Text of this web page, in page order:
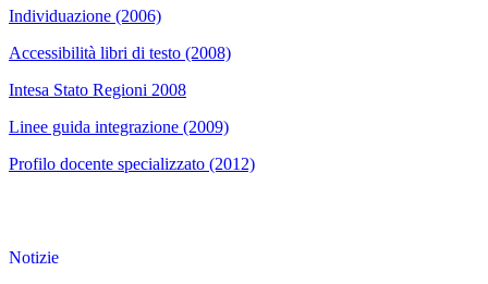
Individuazione (2006)
Accessibilità libri di testo (2008)
Intesa Stato Regioni 2008
Linee guida integrazione (2009)
Profilo docente specializzato (2012)
Notizie